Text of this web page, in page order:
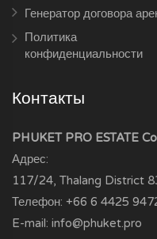
Генератор договора
Политика
конфиденциальности
Контакты
PHUKET PRO ESTATE
Адрес:
117/24, Thalang District
Телефон: +66 6 4425
E-mail: info@phuket.pro